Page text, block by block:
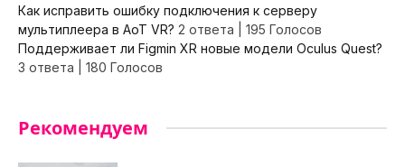
Как исправить ошибку подключения к серверу
мультиплеера в AoT VR? 2 ответа
195 Голосов
Поддерживает ли Figmin XR новые модели Oculus Quest?
3 ответа
180 Голосов
Рекомендуем